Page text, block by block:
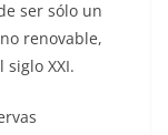
ser sólo un
renovable,
XXI.